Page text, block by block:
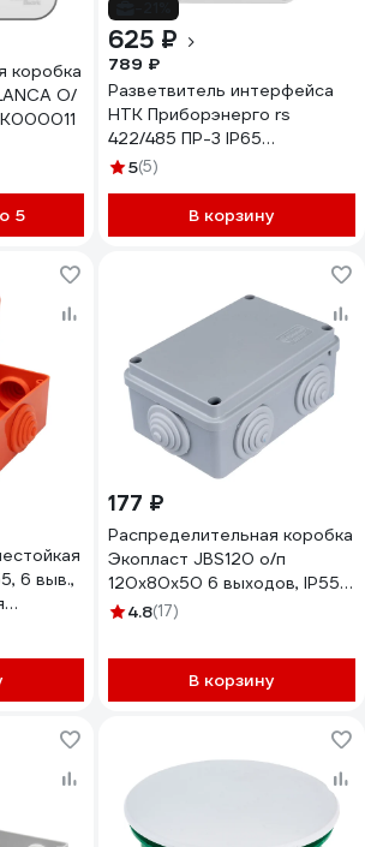
коробка
О/
5
625 ₽
789 ₽
Разветвитель интерфейса
НТК Приборэнерго rs
422/485 ПР-3 IP65
исполнение 1
5(5)
В корзину
6 выв.,
177 ₽
Распределительная коробка
Экопласт JBS120 о/п
120х80х50 6 выходов, IP55
44008-1
4.8(17)
В корзину